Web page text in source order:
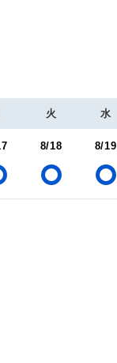
火 水
8/18 8/19